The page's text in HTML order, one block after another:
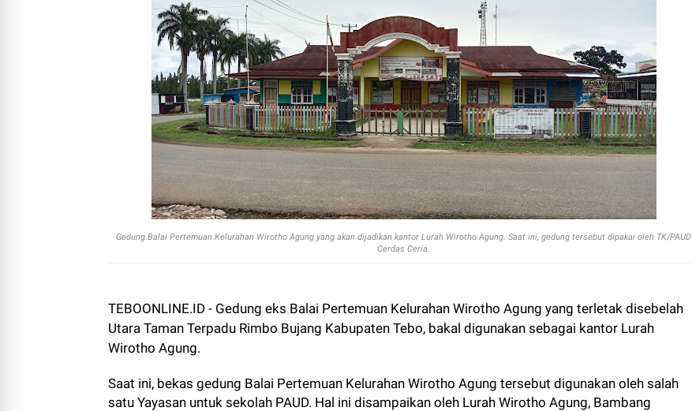
Gedung Balai Pertemuan Kelurahan Wirotho Agung yang akan dijadikan kantor Lurah Wirotho Agung. Saat ini, gedung tersebut dipakai oleh TK/PAUD
Cerdas Ceria.
TEBOONLINE.ID - Gedung eks Balai Pertemuan Kelurahan Wirotho Agung yang terletak disebelah
Utara Taman Terpadu Rimbo Bujang Kabupaten Tebo, bakal digunakan sebagai kantor Lurah
Wirotho Agung.
Saat ini, bekas gedung Balai Pertemuan Kelurahan Wirotho Agung tersebut digunakan oleh salah
satu Yayasan untuk sekolah PAUD. Hal ini disampaikan oleh Lurah Wirotho Agung, Bambang